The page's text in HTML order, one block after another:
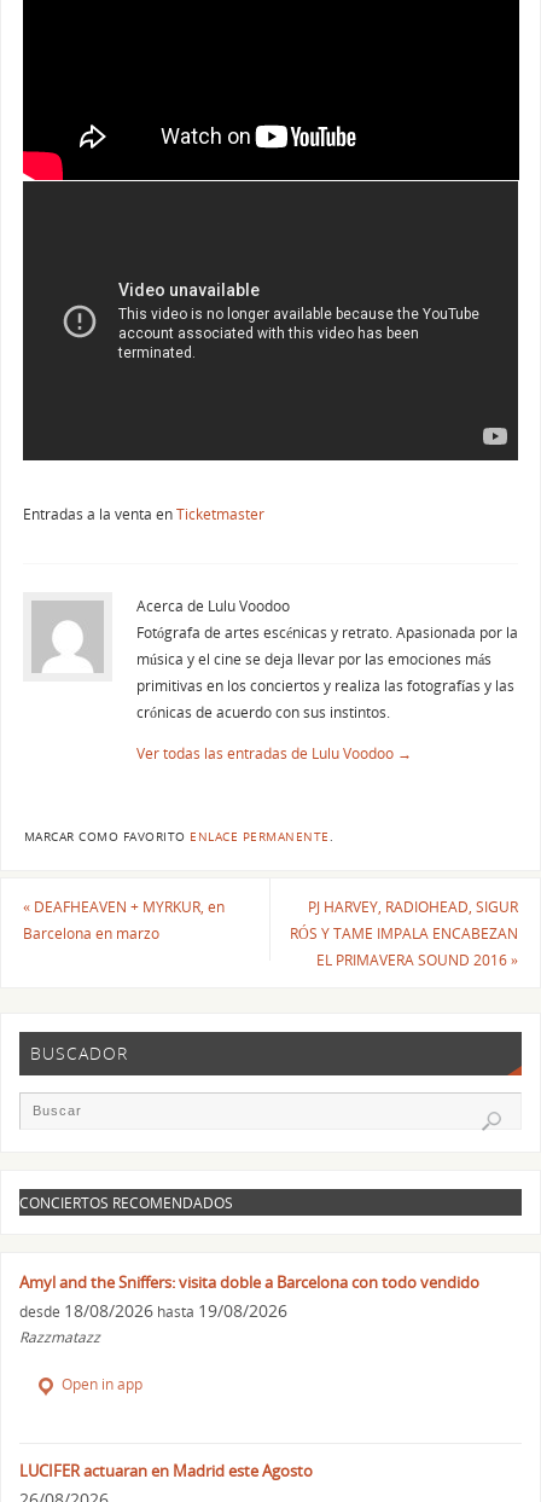
Entradas a la venta enTicketmaster
Acerca de Lulu Voodoo
Fotógrafa de artes escénicas y retrato. Apasionada por la
música y el cine se deja llevar por las emociones más
primitivas en los conciertos y realiza las fotografías y las
crónicas de acuerdo con sus instintos.
Ver todas las entradas de Lulu Voodoo →
MARCAR COMO FAVORITO ENLACE PERMANENTE
«DEAFHEAVEN + MYRKUR, en
Barcelona en marzo
PJ HARVEY, RADIOHEAD, SIGUR
RÓS Y TAME IMPALA ENCABEZAN
EL PRIMAVERA SOUND 2016»
BUSCADOR
CONCIERTOS RECOMENDADOS
Amyl and the Sniffers: visita doble a Barcelona con todo vendido
desde 18/08/2026 hasta 19/08/2026
Razzmatazz
Open in app
LUCIFER actuaran en Madrid este Agosto